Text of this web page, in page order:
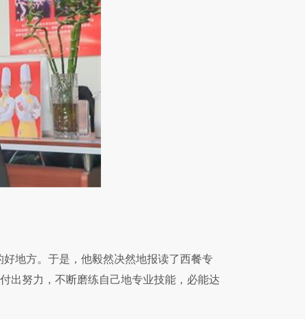
地方。于是，他毅然决然地报读了西餐专
出努力，不断磨练自己地专业技能，必能达